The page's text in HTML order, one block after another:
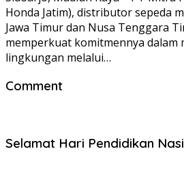
Honda Jatim), distributor sepeda
Jawa Timur dan Nusa Tenggara
memperkuat komitmennya dalam
lingkungan melalui…
Comment
Selamat Hari Pendidikan